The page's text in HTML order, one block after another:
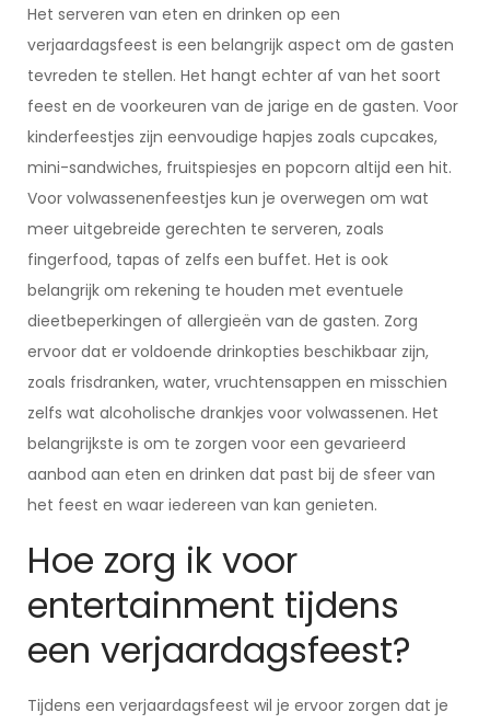
Het serveren van eten en drinken op een
verjaardagsfeest is een belangrijk aspect om de gasten
tevreden te stellen. Het hangt echter af van het soort
feest en de voorkeuren van de jarige en de gasten. Voor
kinderfeestjes zijn eenvoudige hapjes zoals cupcakes,
mini-sandwiches, fruitspiesjes en popcorn altijd een hit.
Voor volwassenenfeestjes kun je overwegen om wat
meer uitgebreide gerechten te serveren, zoals
fingerfood, tapas of zelfs een buffet. Het is ook
belangrijk om rekening te houden met eventuele
dieetbeperkingen of allergieën van de gasten. Zorg
ervoor dat er voldoende drinkopties beschikbaar zijn,
zoals frisdranken, water, vruchtensappen en misschien
zelfs wat alcoholische drankjes voor volwassenen. Het
belangrijkste is om te zorgen voor een gevarieerd
aanbod aan eten en drinken dat past bij de sfeer van
het feest en waar iedereen van kan genieten.
Hoe zorg ik voor
entertainment tijdens
een verjaardagsfeest?
Tijdens een verjaardagsfeest wil je ervoor zorgen dat je